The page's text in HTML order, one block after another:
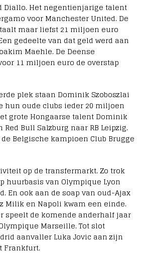
Diallo. Het negentienjarige talent
voor Manchester United. De
maar liefst 21 miljoen euro
gedeelte van dat geld werd aan
Maehle. De Deense
11 miljoen euro de overstap
plek staan Dominik Szoboszlai
hun oude clubs ieder 20 miljoen
grote Hongaarse talent Dominik
Bull Salzburg naar RB Leipzig.
Belgische kampioen Club Brugge
op de transfermarkt. Zo trok
huurbasis van Olympique Lyon
En ook aan de soap van oud-Ajax
Milik en Napoli kwam een einde.
speelt de komende anderhalf jaar
Marseille. Tot slot
aanvaller Luka Jovic aan zijn
Frankfurt.